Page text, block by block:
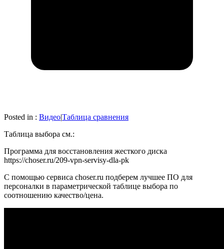
Posted in : Видео|Таблица сравнения
Таблица выбора см.:
Программа для восстановления жесткого диска
https://choser.ru/209-vpn-servisy-dla-pk
С помощью сервиса choser.ru подберем лучшее ПО для
персоналки в параметрической таблице выбора по
соотношению качество/цена.